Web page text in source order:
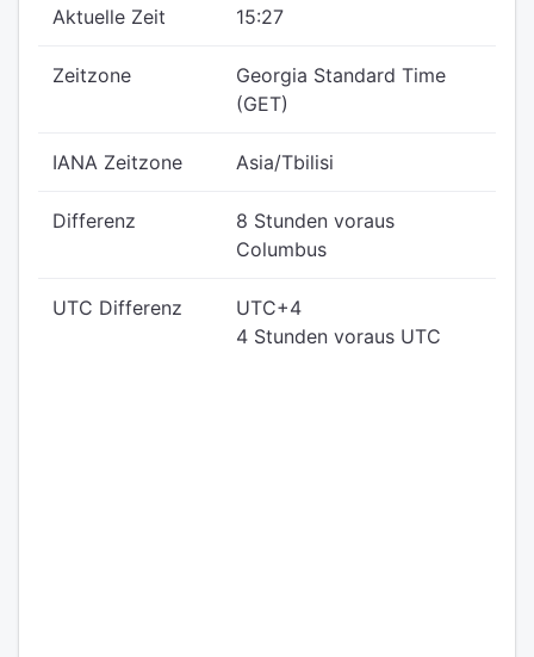
Aktuelle Zeit 15:27
Zeitzone
Georgia Standard Time
(GET)
IANA Zeitzone Asia/Tbilisi
Differenz
8 Stunden voraus
Columbus
UTC Differenz
UTC+4
4 Stunden voraus UTC